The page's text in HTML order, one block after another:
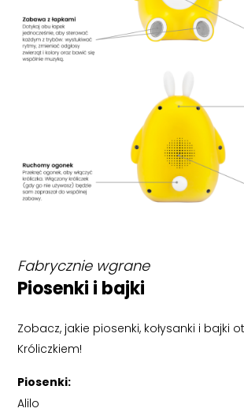
Fabrycznie wgrane
Piosenki i bajki
Zobacz, jakie piosenki, kołysanki i bajki
Króliczkiem!
Piosenki:
Alilo